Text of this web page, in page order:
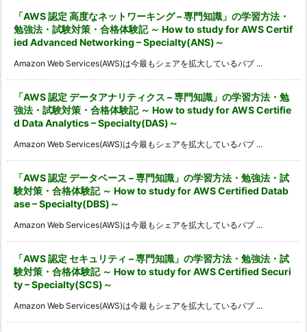
「AWS 認定 高度なネットワーキング – 専門知識」の学習方法・
勉強法・試験対策・合格体験記 ～ How to study for AWS Certif
ied Advanced Networking – Specialty(ANS)～
Amazon Web Services(AWS)は今最もシェアを拡大しているパブ ...
「AWS 認定 データアナリティクス – 専門知識」の学習方法・勉
強法・試験対策・合格体験記 ～ How to study for AWS Certifie
d Data Analytics – Specialty(DAS)～
Amazon Web Services(AWS)は今最もシェアを拡大しているパブ ...
「AWS 認定 データベース – 専門知識」の学習方法・勉強法・試
験対策・合格体験記 ～ How to study for AWS Certified Datab
ase – Specialty(DBS)～
Amazon Web Services(AWS)は今最もシェアを拡大しているパブ ...
「AWS 認定 セキュリティ – 専門知識」の学習方法・勉強法・試
験対策・合格体験記 ～ How to study for AWS Certified Securi
ty – Specialty(SCS)～
Amazon Web Services(AWS)は今最もシェアを拡大しているパブ ...